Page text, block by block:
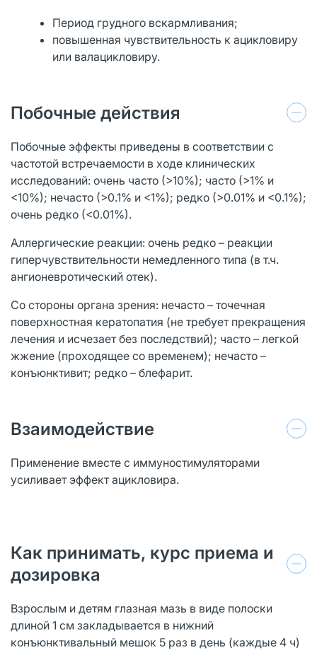
Период грудного вскармливания;
повышенная чувствительность к ацикловиру
или валацикловиру.
Побочные действия
Побочные эффекты приведены в соответствии с
частотой встречаемости в ходе клинических
исследований: очень часто (>10%); часто (>1% и
<10%); нечасто (>0.1% и <1%); редко (>0.01% и <0.1%);
очень редко (<0.01%).
Аллергические реакции: очень редко – реакции
гиперчувствительности немедленного типа (в т.ч.
ангионевротический отек).
Со стороны органа зрения: нечасто – точечная
поверхностная кератопатия (не требует прекращения
лечения и исчезает без последствий); часто – легкой
жжение (проходящее со временем); нечасто –
конъюнктивит; редко – блефарит.
Взаимодействие
Применение вместе с иммуностимуляторами
усиливает эффект ацикловира.
Как принимать, курс приема и
дозировка
Взрослым и детям глазная мазь в виде полоски
длиной 1 см закладывается в нижний
конъюнктивальный мешок 5 раз в день (каждые 4 ч)